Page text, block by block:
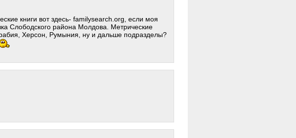
книги вот здесь- familysearch.org, если моя
Слободского района Молдова. Метрические
Херсон, Румыния, ну и дальше подразделы?